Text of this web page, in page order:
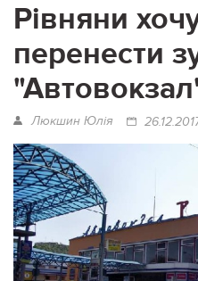
Рівняни
перенести
Люкшин Юлія